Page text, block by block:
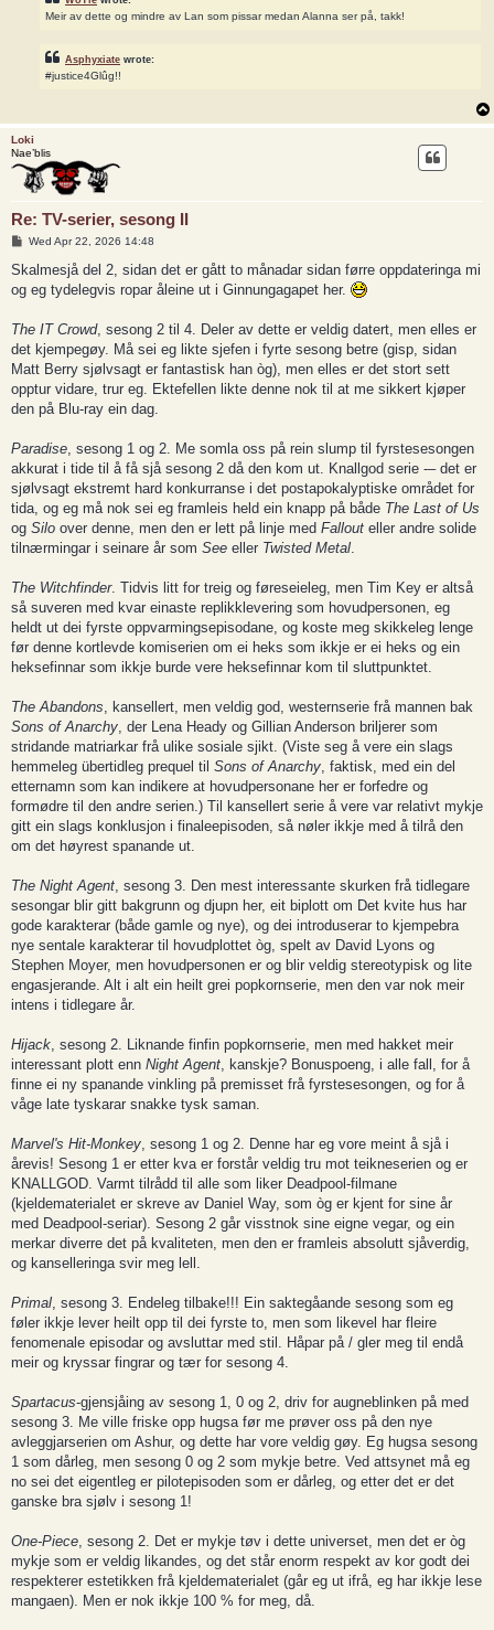
Meir av dette og mindre av Lan som pissar medan Alanna ser på, takk!
Asphyxiate wrote:
#justice4Glûg!!
Loki
Nae’blis
Re: TV-serier, sesong II
P
s
Wed Apr 22, 2026 14:48
Skalmesjå del 2, sidan det er gått to månadar sidan førre oppdateringa mi
og eg tydelegvis ropar åleine ut i Ginnungagapet her.
The IT Crowd, sesong 2 til 4. Deler av dette er veldig datert, men elles er
det kjempegøy. Må sei eg likte sjefen i fyrte sesong betre (gisp, sidan
Matt Berry sjølvsagt er fantastisk han òg), men elles er det stort sett
opptur vidare, trur eg. Ektefellen likte denne nok til at me sikkert kjøper
den på Blu-ray ein dag.
Paradise , sesong 1 og 2. Me somla oss på rein slump til fyrstesesongen
akkurat i tide til å få sjå sesong 2 då den kom ut. Knallgod serie -– det er
sjølvsagt ekstremt hard konkurranse i det postapokalyptiske området for
tida, og eg må nok sei eg framleis held ein knapp på både The Last of Us
og Silo over denne, men den er lett på linje med Fallout eller andre solide
tilnærmingar i seinare år som See eller Twisted Metal
The Witchfinder. Tidvis litt for treig og føreseieleg, men Tim Key er altså
så suveren med kvar einaste replikklevering som hovudpersonen, eg
heldt ut dei fyrste oppvarmingsepisodane, og koste meg skikkeleg lenge
før denne kortlevde komiserien om ei heks som ikkje er ei heks og ein
heksefinnar som ikkje burde vere heksefinnar kom til sluttpunktet.
The Abandons , kansellert, men veldig god, westernserie frå mannen bak
Sons of Anarchy , der Lena Heady og Gillian Anderson briljerer som
stridande matriarkar frå ulike sosiale sjikt. (Viste seg å vere ein slags
hemmeleg übertidleg prequel til Sons of Anarchy , faktisk, med ein del
etternamn som kan indikere at hovudpersonane her er forfedre og
formødre til den andre serien.) Til kansellert serie å vere var relativt mykje
gitt ein slags konklusjon i finaleepisoden, så nøler ikkje med å tilrå den
om det høyrest spanande ut.
The Night Agent , sesong 3. Den mest interessante skurken frå tidlegare
sesongar blir gitt bakgrunn og djupn her, eit biplott om Det kvite hus har
gode karakterar (både gamle og nye), og dei introduserar to kjempebra
nye sentale karakterar til hovudplottet òg, spelt av David Lyons og
Stephen Moyer, men hovudpersonen er og blir veldig stereotypisk og lite
engasjerande. Alt i alt ein heilt grei popkornserie, men den var nok meir
intens i tidlegare år.
Hijack , sesong 2. Liknande finfin popkornserie, men med hakket meir
interessant plott enn Night Agent , kanskje? Bonuspoeng, i alle fall, for å
finne ei ny spanande vinkling på premisset frå fyrstesesongen, og for å
våge late tyskarar snakke tysk saman.
Marvel's Hit-Monkey , sesong 1 og 2. Denne har eg vore meint å sjå i
årevis! Sesong 1 er etter kva er forstår veldig tru mot teikneserien og er
KNALLGOD. Varmt tilrådd til alle som liker Deadpool-filmane
(kjeldematerialet er skreve av Daniel Way, som òg er kjent for sine år
med Deadpool-seriar). Sesong 2 går visstnok sine eigne vegar, og ein
merkar diverre det på kvaliteten, men den er framleis absolutt sjåverdig,
og kanselleringa svir meg lell.
Primal , sesong 3. Endeleg tilbake!!! Ein saktegåande sesong som eg
føler ikkje lever heilt opp til dei fyrste to, men som likevel har fleire
fenomenale episodar og avsluttar med stil. Håpar på / gler meg til endå
meir og kryssar fingrar og tær for sesong 4.
Spartacus-gjensjåing av sesong 1, 0 og 2, driv for augneblinken på med
sesong 3. Me ville friske opp hugsa før me prøver oss på den nye
avleggjarserien om Ashur, og dette har vore veldig gøy. Eg hugsa sesong
1 som dårleg, men sesong 0 og 2 som mykje betre. Ved attsynet må eg
no sei det eigentleg er pilotepisoden som er dårleg, og etter det er det
ganske bra sjølv i sesong 1!
One-Piece , sesong 2. Det er mykje tøv i dette universet, men det er òg
mykje som er veldig likandes, og det står enorm respekt av kor godt dei
respekterer estetikken frå kjeldematerialet (går eg ut ifrå, eg har ikkje lese
mangaen). Men er nok ikkje 100 % for meg, då.